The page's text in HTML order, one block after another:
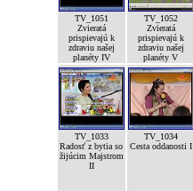
TV_1051
Zvieratá
prispievajú k
zdraviu našej
planéty IV
TV_1052
Zvieratá
prispievajú k
zdraviu našej
planéty V
TV_1033
Radosť z bytia so
žijúcim Majstrom
II
TV_1034
Cesta oddanosti I